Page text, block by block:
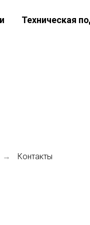
Техническая
→ Контакты